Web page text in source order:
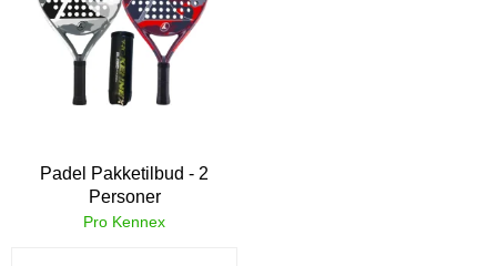
Padel Pakketilbud - 2
Personer
Pro Kennex